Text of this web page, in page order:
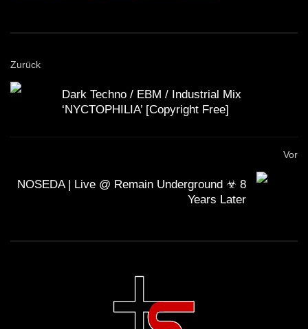
Zurück
Dark Techno / EBM / Industrial Mix
‘NYCTOPHILIA’ [Copyright Free]
Vor
NOSEDA | Live @ Remain Underground ☣ 8
Years Later